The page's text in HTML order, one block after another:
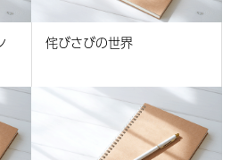
侘びさびの世界